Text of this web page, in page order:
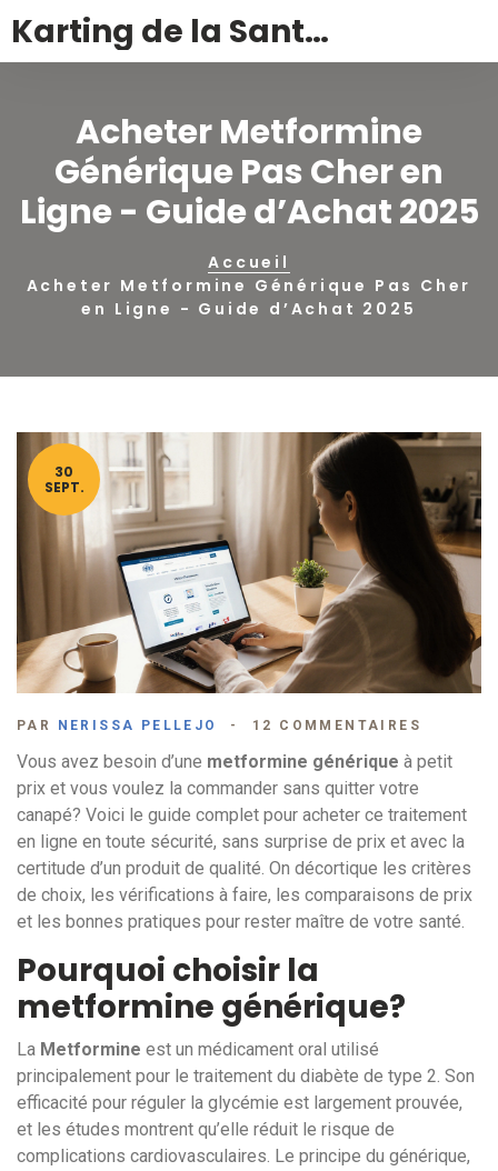
Karting de la Santé – Montalivet
Acheter Metformine
Générique Pas Cher en
Ligne - Guide d’Achat 2025
Accueil
Acheter Metformine Générique Pas Cher
en Ligne - Guide d’Achat 2025
30
SEPT.
PAR NERISSA PELLEJO 12 COMMENTAIRES
Vous avez besoin d’une metformine générique à petit
prix et vous voulez la commander sans quitter votre
canapé? Voici le guide complet pour acheter ce traitement
en ligne en toute sécurité, sans surprise de prix et avec la
certitude d’un produit de qualité. On décortique les critères
de choix, les vérifications à faire, les comparaisons de prix
et les bonnes pratiques pour rester maître de votre santé.
Pourquoi choisir la
metformine générique?
La Metformine est un médicament oral utilisé
principalement pour le traitement du diabète de type 2. Son
efficacité pour réguler la glycémie est largement prouvée,
et les études montrent qu’elle réduit le risque de
complications cardiovasculaires. Le principe du générique,